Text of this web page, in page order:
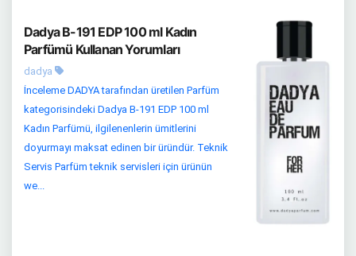
Dadya B-191 EDP 100 ml Kadın
Parfümü Kullanan Yorumları
dadya
İnceleme DADYA tarafından üretilen Parfüm
kategorisindeki Dadya B-191 EDP 100 ml
Kadın Parfümü, ilgilenenlerin ümitlerini
doyurmayı maksat edinen bir üründür. Teknik
Servis Parfüm teknik servisleri için ürünün
we...